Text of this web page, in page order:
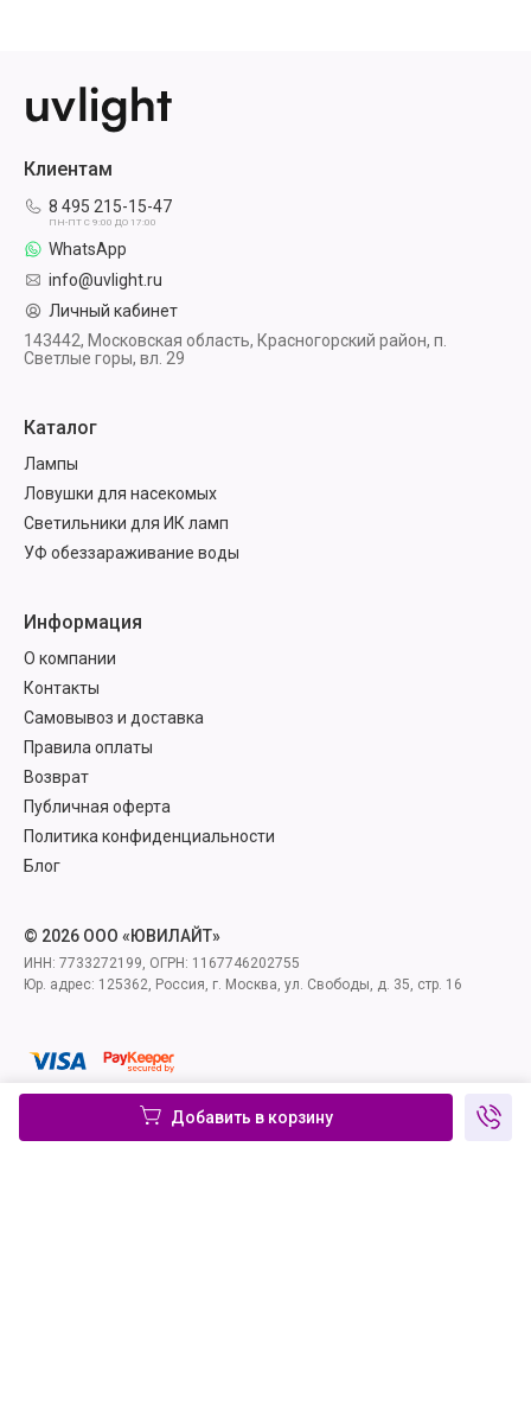
Добавить в корзину
Клиентам
8 495 215-15-47
ПН-ПТ С 9:00 ДО 17:00
WhatsApp
info@uvlight.ru
Личный кабинет
143442, Московская область, Красногорский район, п.
Светлые горы, вл. 29
Каталог
Лампы
Ловушки для насекомых
Светильники для ИК ламп
УФ обеззараживание воды
Информация
О компании
Контакты
Самовывоз и доставка
Правила оплаты
Возврат
Публичная оферта
Политика конфиденциальности
Блог
© 2026 ООО «ЮВИЛАЙТ»
ИНН: 7733272199, ОГРН: 1167746202755
Юр. адрес: 125362, Россия, г. Москва, ул. Свободы, д. 35, стр. 16